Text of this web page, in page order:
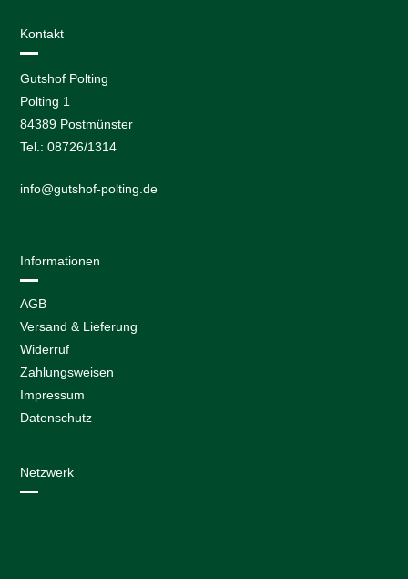
Kontakt
Gutshof Polting
Polting 1
84389 Postmünster
Tel.: 08726/1314
info@gutshof-polting.de
Informationen
AGB
Versand & Lieferung
Widerruf
Zahlungsweisen
Impressum
Datenschutz
Netzwerk